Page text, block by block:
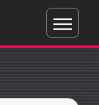
Menü